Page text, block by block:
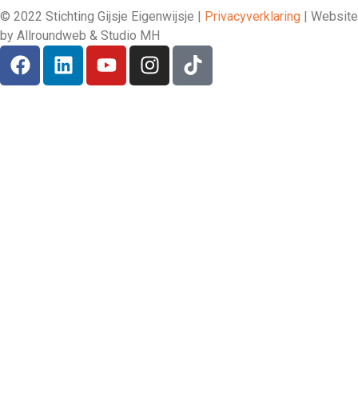
© 2022 Stichting Gijsje Eigenwijsje | Privacyverklaring | Website
by Allroundweb & Studio MH